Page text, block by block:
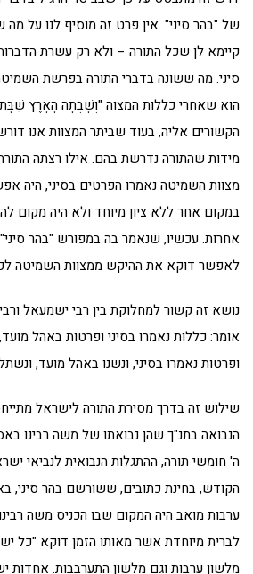
של "בהר סיני". אין פרט זה מוסיף לנו על מה
קיימא לן שכל התורה – ולא רק עשרת
סיני. מה ששונה בדברי התורה בפרשת
הוא שאחרי כללות המצוה "וְשָׁבְתָה הָאָרֶץ
הקשורים אליה, בעוד שביתר המצוות אנו
מידות שהתורה נדרשת בהם. אילו רצתה התורה
מצוות השמיטה נאמרו הפרטים בסיני, היה
במקום אחר ללא ציון מיוחד ולא היה מקום
אחרות. עכשיו, שנאמר בה במפורש "בהר
לאפשר דוקא את ההיקש ממצוות השמיטה
נושא זה קשור למחלוקת בין רבי ישמעאל
אומר: כללות נאמרו בסיני ופרטות באהל
ופרטות נאמרו בסיני, ונשנו באהל מועד,
שילוש זה בדרך מסירת התורה לישראל
הנבואה בתנ"ך שהן נבואתו של משה רבינו
ה' חומשי תורה, ההתגלות הנבואית לנביאי
הקודש, בחינת כתובים, ששורשם בהר סיני,
ערבות מואב היה המקום שבו הכניס משה
לברית מיוחדת אשר מאותו הזמן דוקא "כל
מלשון ערבות וגם מלשון התערבבות. אחדות